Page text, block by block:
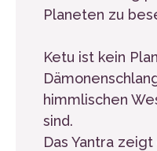
Planeten zu
Ketu ist kein
himmlischen
sind.
Das Yantra